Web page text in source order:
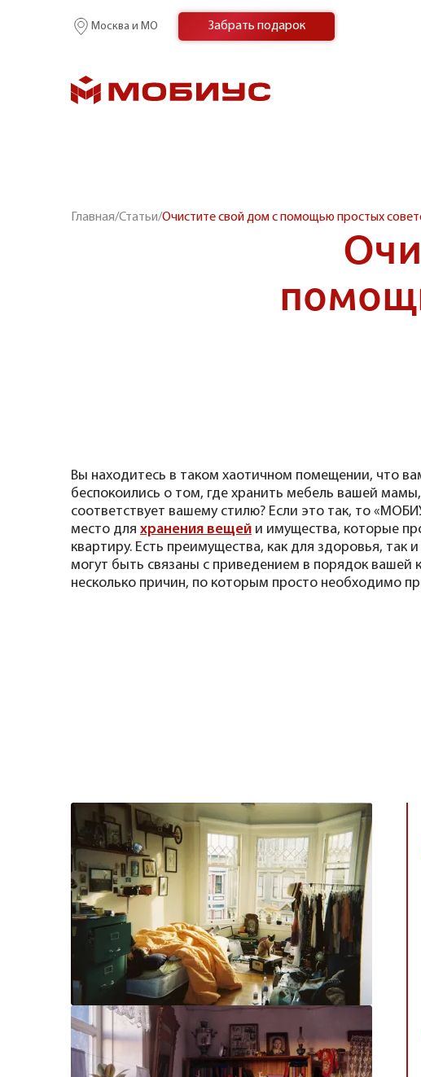
Москва и МО Забрать подарок
Главная/Статьи/Очистите свой дом с помощью простых
Вы находитесь в таком хаотичном помещении, что
беспокоились о том, где хранить мебель вашей
соответствует вашему стилю? Если это так, то
место для хранения вещей и имущества, которые
квартиру. Есть преимущества, как для здоровья, так
могут быть связаны с приведением в порядок вашей
несколько причин, по которым просто необходимо